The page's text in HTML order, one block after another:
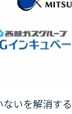
いを解消す